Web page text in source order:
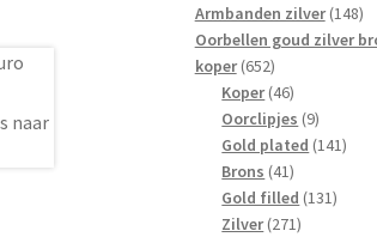
Armbanden zilver 148148
Oorbellen goud zilver
koper 652652
producten
Koper 4646
producten
Oorclipjes 99
Gold plated 141141
Brons 4141
producten
Gold filled 131131
Zilver 271271